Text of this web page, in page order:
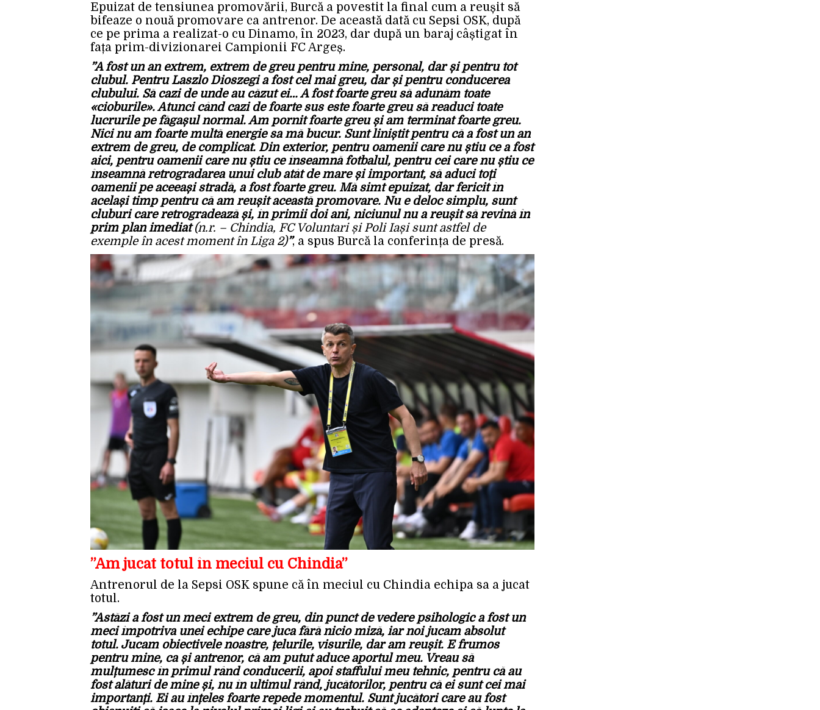
Epuizat de tensiunea promovării, Burcă a povestit la final cum a reușit să
bifeaze o nouă promovare ca antrenor. De această dată cu Sepsi OSK, după
ce pe prima a realizat-o cu Dinamo, în 2023, dar după un baraj câștigat în
fața prim-divizionarei Campionii FC Argeș.
”A fost un an extrem, extrem de greu pentru mine, personal, dar și pentru tot
clubul. Pentru Laszlo Dioszegi a fost cel mai greu, dar și pentru conducerea
clubului. Să cazi de unde au căzut ei… A fost foarte greu să adunăm toate
«cioburile». Atunci când cazi de foarte sus este foarte greu să readuci toate
lucrurile pe făgașul normal. Am pornit foarte greu și am terminat foarte greu.
Nici nu am foarte multă energie sa mă bucur. Sunt liniștit pentru că a fost un an
extrem de greu, de complicat. Din exterior, pentru oamenii care nu știu ce a fost
aici, pentru oamenii care nu știu ce înseamnă fotbalul, pentru cei care nu știu ce
înseamnă retrogradarea unui club atât de mare și important, să aduci toți
oamenii pe aceeași stradă, a fost foarte greu. Mă simt epuizat, dar fericit în
același timp pentru că am reușit această promovare. Nu e deloc simplu, sunt
cluburi care retrogradează și, în primii doi ani, niciunul nu a reușit să revină în
prim plan imediat(n.r. – Chindia, FC Voluntari și Poli Iași sunt astfel de
exemple în acest moment în Liga 2)”, a spus Burcă la conferința de presă.
”Am jucat totul în meciul cu Chindia”
Antrenorul de la Sepsi OSK spune că în meciul cu Chindia echipa sa a jucat
totul.
”Astăzi a fost un meci extrem de greu, din punct de vedere psihologic a fost un
meci împotriva unei echipe care juca fără nicio miză, iar noi jucam absolut
totul. Jucam obiectivele noastre, țelurile, visurile, dar am reușit. E frumos
pentru mine, ca și antrenor, că am putut aduce aportul meu. Vreau să
mulțumesc în primul rând conducerii, apoi staffului meu tehnic, pentru că au
fost alături de mine și, nu în ultimul rând, jucătorilor, pentru că ei sunt cei mai
importanți. Ei au înțeles foarte repede momentul. Sunt jucători care au fost